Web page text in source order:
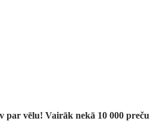
par vēlu! Vairāk nekā 10 000 preču